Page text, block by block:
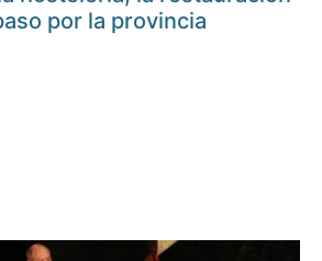
por la provincia